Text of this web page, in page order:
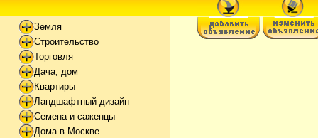
Земля
Строительство
Торговля
Дача, дом
Квартиры
Ландшафтный дизайн
Семена и саженцы
Дома в Москве